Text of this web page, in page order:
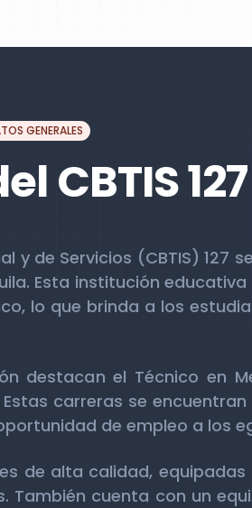
GENERALES
CBTIS 127
y de Servicios (CBTIS) 127
Esta institución
lo que brinda a los
destacan el Técnico en
carreras se
de empleo a los
de alta calidad,
También cuenta con un